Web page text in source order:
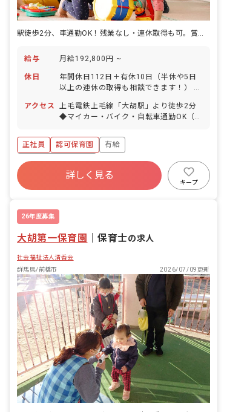
駅徒歩2分、車通勤OK！残業なし・連休取得も可。賞与最大年4.4カ月分
給与 月給192,800円 ~
休日
年間休日112日＋有休10日（半休や5日
以上の連休の取得も相談できます！） 指
夏期休暇5日 アニバーサリー休暇2日 産
休育休制度 ⇒毎年1～2名取得実績があ
学前のお子様1人につき年5日間） 介護
休暇（該当する場合のみ1人につき年5日
ます＞ プライベートを犠牲にせず、ご都
合に合った働き方で活躍してほしいと考
アクセス
上毛電鉄上毛線「大胡駅」より徒歩2分
◆マイカー・バイク・自転車通勤OK（無
応じてガソリン代支給あり
正社員 認可保育園
有給
ボーナス・賞与あり
寮・住宅・家賃補助あり
社会保険完備
産休育休制度
詳しく見る
キープ
26年度募集
大胡第一保育園 ｜保育士の求人
社会福祉法人清香会
群馬県/前橋市
2026/07/09更新